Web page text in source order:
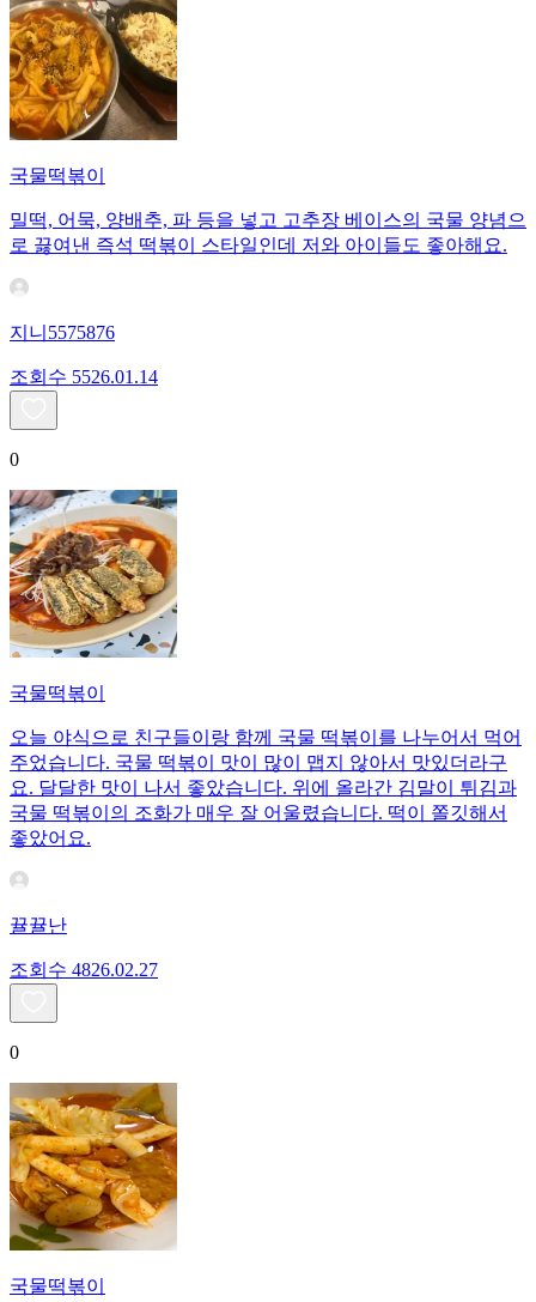
국물떡볶이
밀떡, 어묵, 양배추, 파 등을 넣고 고추장 베이스의 국물 양념으
로 끓여낸 즉석 떡볶이 스타일인데 저와 아이들도 좋아해요.
지니5575876
조회수 5526.01.14
0
국물떡볶이
오늘 야식으로 친구들이랑 함께 국물 떡볶이를 나누어서 먹어
주었습니다. 국물 떡볶이 맛이 많이 맵지 않아서 맛있더라구
요. 달달한 맛이 나서 좋았습니다. 위에 올라간 김말이 튀김과
국물 떡볶이의 조화가 매우 잘 어울렸습니다. 떡이 쫄깃해서
좋았어요.
뀰뀰난
조회수 4826.02.27
0
국물떡볶이